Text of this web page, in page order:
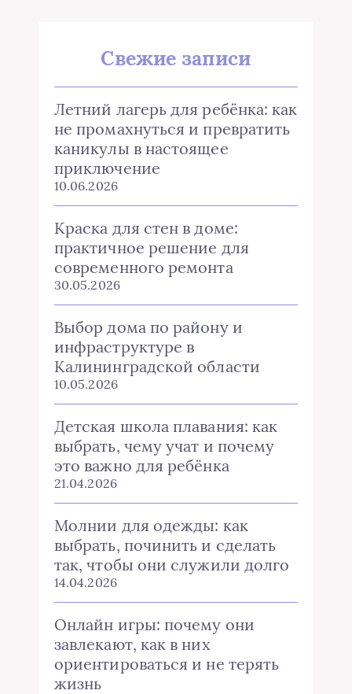
Свежие записи
Летний лагерь для ребёнка: как
не промахнуться и превратить
каникулы в настоящее
приключение
10.06.2026
Краска для стен в доме:
практичное решение для
современного ремонта
30.05.2026
Выбор дома по району и
инфраструктуре в
Калининградской области
10.05.2026
Детская школа плавания: как
выбрать, чему учат и почему
это важно для ребёнка
21.04.2026
Молнии для одежды: как
выбрать, починить и сделать
так, чтобы они служили долго
14.04.2026
Онлайн игры: почему они
завлекают, как в них
ориентироваться и не терять
жизнь